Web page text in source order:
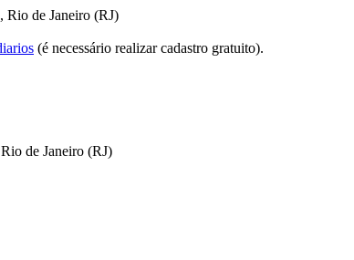
Rio de Janeiro (RJ)
(é necessário realizar cadastro gratuito).
de Janeiro (RJ)